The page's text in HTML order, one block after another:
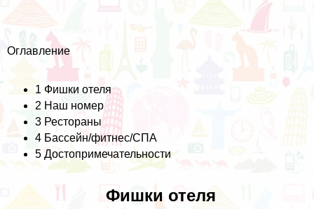
Оглавление
1 Фишки отеля
2 Наш номер
3 Рестораны
4 Бассейн/фитнес/СПА
5 Достопримечательности
Фишки отеля